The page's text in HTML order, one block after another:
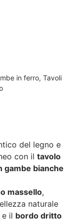
in ferro, Tavoli
del legno e
con il tavolo
gambe bianche
massello,
naturale
il bordo dritto